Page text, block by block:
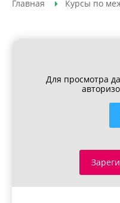
Главная Курсы по
Для просмотра